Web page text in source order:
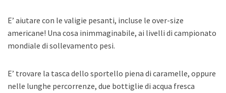
E’ aiutare con le valigie pesanti, incluse le over-size
americane! Una cosa inimmaginabile, ai livelli di campionato
mondiale di sollevamento pesi.
E’ trovare la tasca dello sportello piena di caramelle, oppure
nelle lunghe percorrenze, due bottiglie di acqua fresca